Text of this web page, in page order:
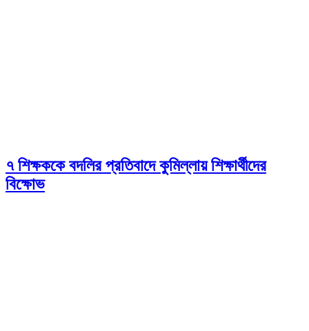
৭ শিক্ষককে বদলির প্রতিবাদে কুমিল্লায় শিক্ষার্থীদের
বিক্ষোভ